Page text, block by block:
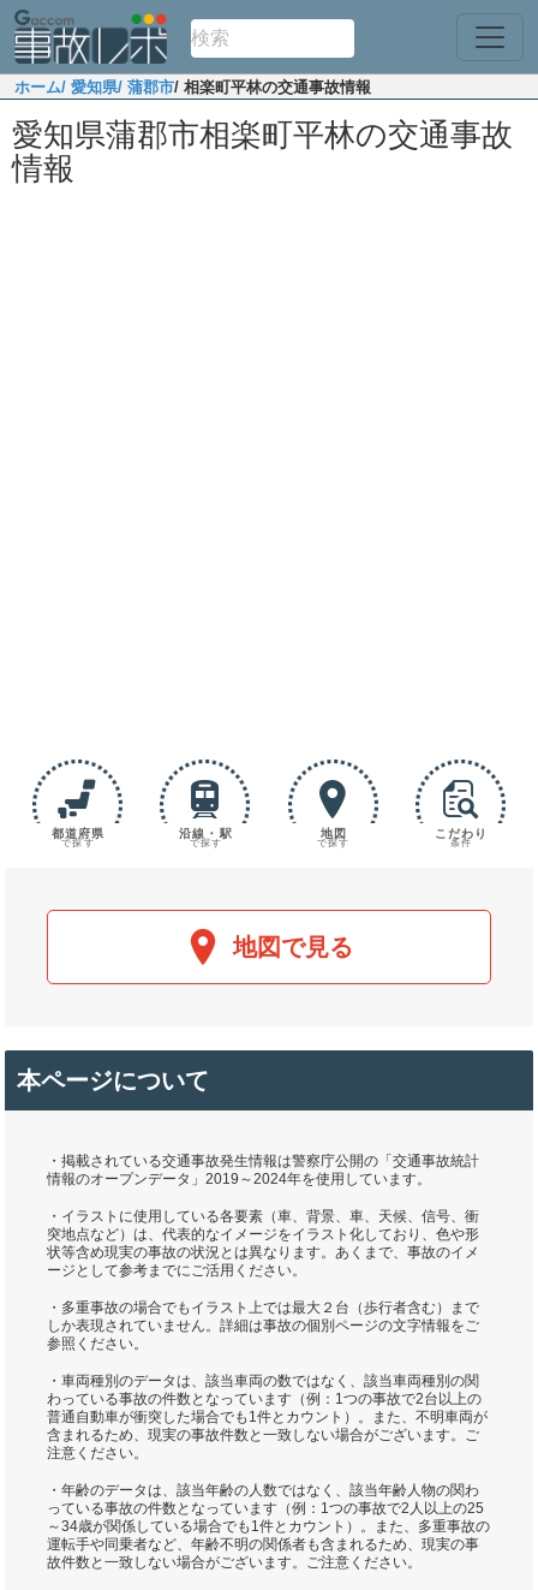
ホーム/ 愛知県/ 蒲郡市/ 相楽町平林の交通事故情報
愛知県蒲郡市相楽町平林の交通事故
情報
都道府県
で探す
沿線・駅
で探す
地図
で探す
こだわり
条件
地図で見る
本ページについて
・掲載されている交通事故発生情報は警察庁公開の「交通事故統計
情報のオープンデータ」2019～2024年を使用しています。
・イラストに使用している各要素（車、背景、車、天候、信号、衝
突地点など）は、代表的なイメージをイラスト化しており、色や形
状等含め現実の事故の状況とは異なります。あくまで、事故のイメ
ージとして参考までにご活用ください。
・多重事故の場合でもイラスト上では最大２台（歩行者含む）まで
しか表現されていません。詳細は事故の個別ページの文字情報をご
参照ください。
・車両種別のデータは、該当車両の数ではなく、該当車両種別の関
わっている事故の件数となっています（例：1つの事故で2台以上の
普通自動車が衝突した場合でも1件とカウント）。また、不明車両が
含まれるため、現実の事故件数と一致しない場合がございます。ご
注意ください。
・年齢のデータは、該当年齢の人数ではなく、該当年齢人物の関わ
っている事故の件数となっています（例：1つの事故で2人以上の25
～34歳が関係している場合でも1件とカウント）。また、多重事故の
運転手や同乗者など、年齢不明の関係者も含まれるため、現実の事
故件数と一致しない場合がございます。ご注意ください。